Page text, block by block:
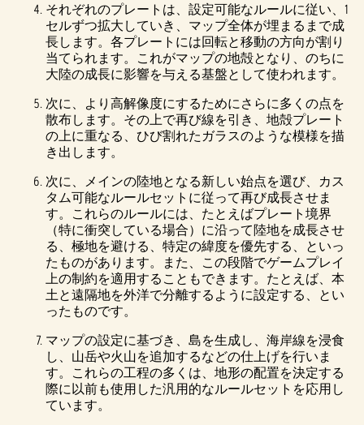
それぞれのプレートは、設定可能なルールに従い、1
セルずつ拡大していき、マップ全体が埋まるまで成
長します。各プレートには回転と移動の方向が割り
当てられます。これがマップの地殻となり、のちに
大陸の成長に影響を与える基盤として使われます。
次に、より高解像度にするためにさらに多くの点を
散布します。その上で再び線を引き、地殻プレート
の上に重なる、ひび割れたガラスのような模様を描
き出します。
次に、メインの陸地となる新しい始点を選び、カス
タム可能なルールセットに従って再び成長させま
す。これらのルールには、たとえばプレート境界
（特に衝突している場合）に沿って陸地を成長させ
る、極地を避ける、特定の緯度を優先する、といっ
たものがあります。また、この段階でゲームプレイ
上の制約を適用することもできます。たとえば、本
土と遠隔地を外洋で分離するように設定する、とい
ったものです。
マップの設定に基づき、島を生成し、海岸線を浸食
し、山岳や火山を追加するなどの仕上げを行いま
す。これらの工程の多くは、地形の配置を決定する
際に以前も使用した汎用的なルールセットを応用し
ています。